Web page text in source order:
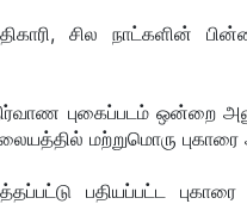
சில நாட்களின்
புகைப்படம் ஒன்றை
மற்றுமொரு புகாரை
பதியப்பட்ட